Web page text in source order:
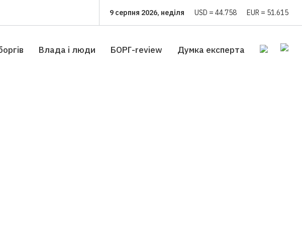
9 серпня 2026, неділя USD = 44.758 EUR = 51.615
Влада i люди БОРГ-review Думка експерта